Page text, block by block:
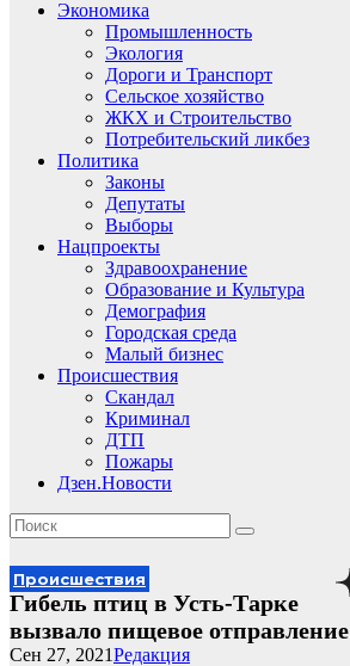
Экономика
Промышленность
Экология
Дороги и Транспорт
Сельское хозяйство
ЖКХ и Строительство
Потребительский ликбез
Политика
Законы
Депутаты
Выборы
Нацпроекты
Здравоохранение
Образование и Культура
Демография
Городская среда
Малый бизнес
Происшествия
Скандал
Криминал
ДТП
Пожары
Дзен.Новости
Происшествия
Гибель птиц в Усть-Тарке
вызвало пищевое отправление
Редакция
Сен 27, 2021